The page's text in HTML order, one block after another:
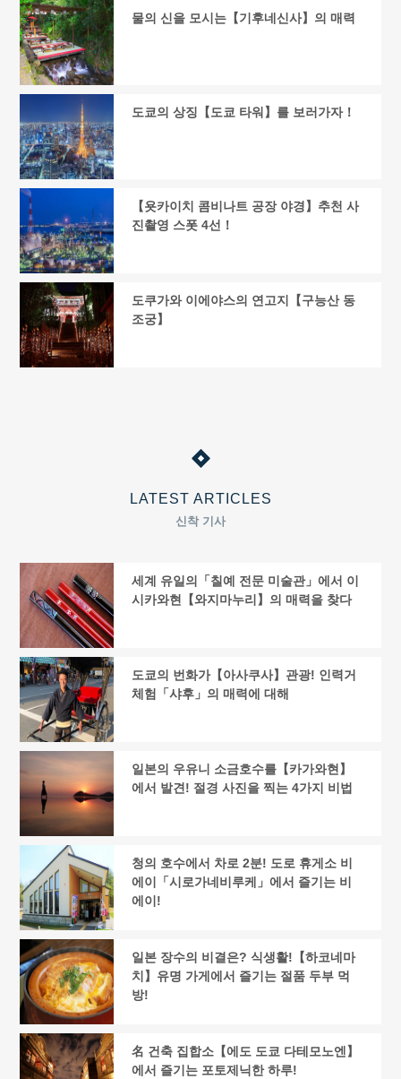
물의 신을 모시는【기후네신사】의 매력
도쿄의 상징【도쿄 타워】를 보러가자！
【욧카이치 콤비나트 공장 야경】추천 사
진촬영 스폿 4선！
도쿠가와 이에야스의 연고지【구능산 동
조궁】
LATEST ARTICLES
신착 기사
세계 유일의「칠예 전문 미술관」에서 이
시카와현【와지마누리】의 매력을 찾다
도쿄의 번화가【아사쿠사】관광! 인력거
체험「샤후」의 매력에 대해
일본의 우유니 소금호수를【카가와현】
에서 발견! 절경 사진을 찍는 4가지 비법
청의 호수에서 차로 2분! 도로 휴게소 비
에이「시로가네비루케」에서 즐기는 비
에이!
일본 장수의 비결은? 식생활!【하코네마
치】유명 가게에서 즐기는 절품 두부 먹
방!
名 건축 집합소【에도 도쿄 다테모노엔】
에서 즐기는 포토제닉한 하루!